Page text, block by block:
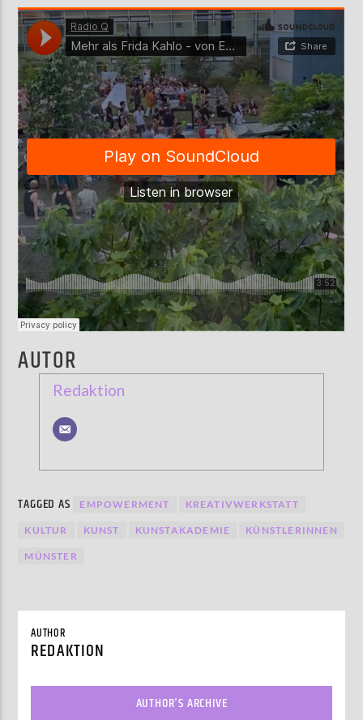
AUTOR
Redaktion
TAGGED AS EMPOWERMENT KREATIVWERKSTATT
KULTUR KUNST KUNSTAKADEMIE KÜNSTLERINNEN
MÜNSTER
AUTHOR
REDAKTION
AUTHOR'S ARCHIVE